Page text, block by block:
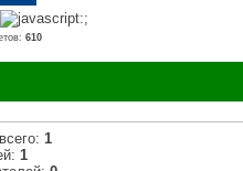
610
1
1